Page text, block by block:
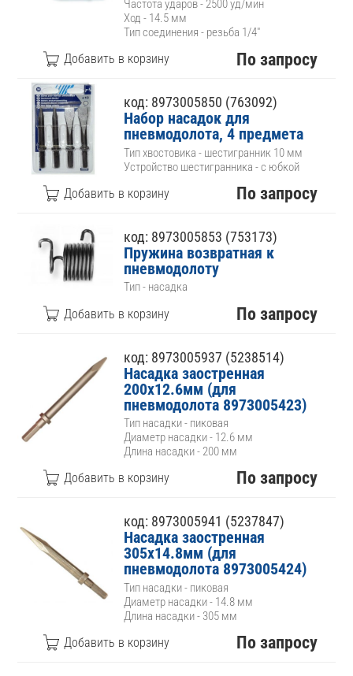
Частота ударов - 2500 уд/мин
Ход - 14.5 мм
Тип соединения - резьба 1/4"
По запросу
код: 8973005850 (763092)
Набор насадок для
пневмодолота, 4 предмета
Тип хвостовика - шестигранник 10 мм
Устройство шестигранника - с юбкой
По запросу
код: 8973005853 (753173)
Пружина возвратная к
пневмодолоту
Тип - насадка
По запросу
код: 8973005937 (5238514)
Насадка заостренная
200х12.6мм (для
пневмодолота 8973005423)
Тип насадки - пиковая
Диаметр насадки - 12.6 мм
Длина насадки - 200 мм
По запросу
код: 8973005941 (5237847)
Насадка заостренная
305х14.8мм (для
пневмодолота 8973005424)
Тип насадки - пиковая
Диаметр насадки - 14.8 мм
Длина насадки - 305 мм
По запросу